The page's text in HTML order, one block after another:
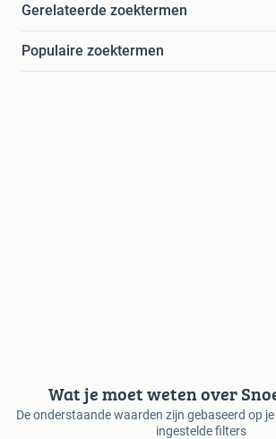
Gerelateerde zoektermen
Populaire zoektermen
Wat je moet weten over
De onderstaande waarden zijn gebaseerd op
ingestelde filters